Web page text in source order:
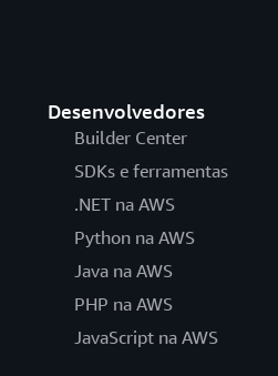
Desenvolvedores
Builder Center
SDKs e ferramentas
.NET na AWS
Python na AWS
Java na AWS
PHP na AWS
JavaScript na AWS